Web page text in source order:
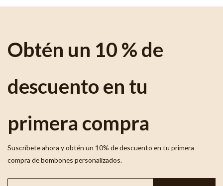
Obtén un 10 % de
descuento en tu
primera compra
Suscríbete ahora y obtén un 10% de descuento en tu primera
compra de bombones personalizados.